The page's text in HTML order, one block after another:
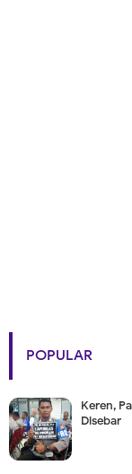
POPULAR
Keren,
Disebar